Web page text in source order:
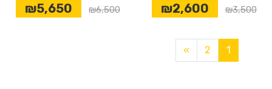
₪3,500
₪2,600
₪6,500
₪5,650
1
2
»